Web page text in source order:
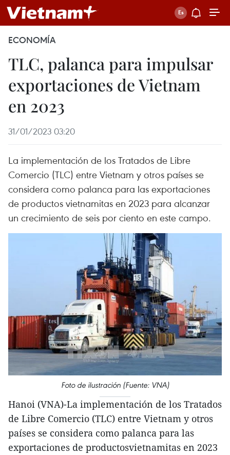
ECONOMÍA
TLC, palanca para impulsar
exportaciones de Vietnam
en 2023
31/01/2023 03:20
La implementación de los Tratados de Libre
Comercio (TLC) entre Vietnam y otros países se
considera como palanca para las exportaciones
de productos vietnamitas en 2023 para alcanzar
un crecimiento de seis por ciento en este campo.
Foto de ilustración (Fuente: VNA)
Hanoi (VNA)-La implementación de los Tratados
de Libre Comercio (TLC) entre Vietnam y otros
países se considera como palanca para las
exportaciones de productosvietnamitas en 2023